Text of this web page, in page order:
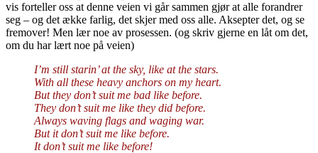
vis forteller oss at denne veien vi går sammen gjør at alle forandrer
seg – og det ække farlig, det skjer med oss alle. Aksepter det, og se
fremover! Men lær noe av prosessen. (og skriv gjerne en låt om det,
om du har lært noe på veien)
I’m still starin’ at the sky, like at the stars.
With all these heavy anchors on my heart.
But they don’t suit me bad like before.
They don’t suit me like they did before.
Always waving flags and waging war.
But it don’t suit me like before.
It don’t suit me like before!